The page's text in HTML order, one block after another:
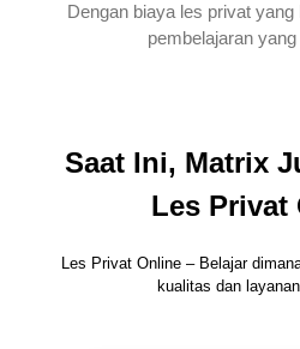
Dengan biaya les privat
pembelajaran
Saat Ini, Matrix
Les Privat
Les Privat Online – Belajar
kualitas dan